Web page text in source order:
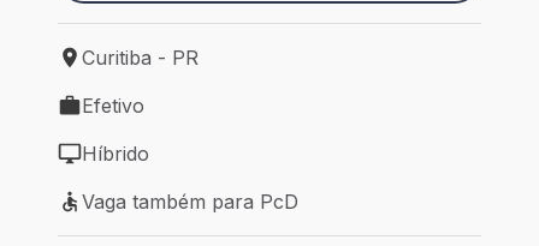
Local de trabalho: Curitiba - PR
Curitiba - PR
Tipo de vaga: Efetivo
Efetivo
Modelo de trabalho: Híbrido
Híbrido
Vaga também para PcD
Vaga também para PcD